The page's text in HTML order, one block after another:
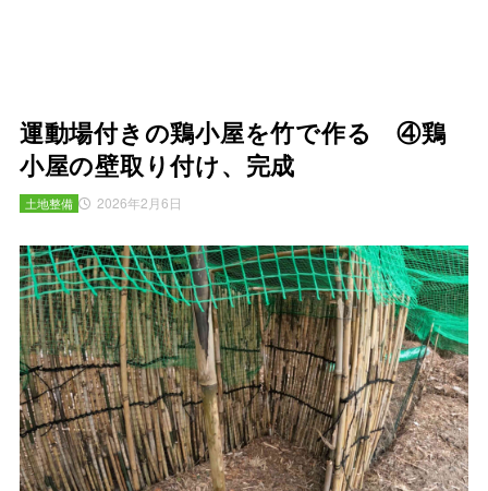
運動場付きの鶏小屋を竹で作る ④鶏
小屋の壁取り付け、完成
2026年2月6日
土地整備